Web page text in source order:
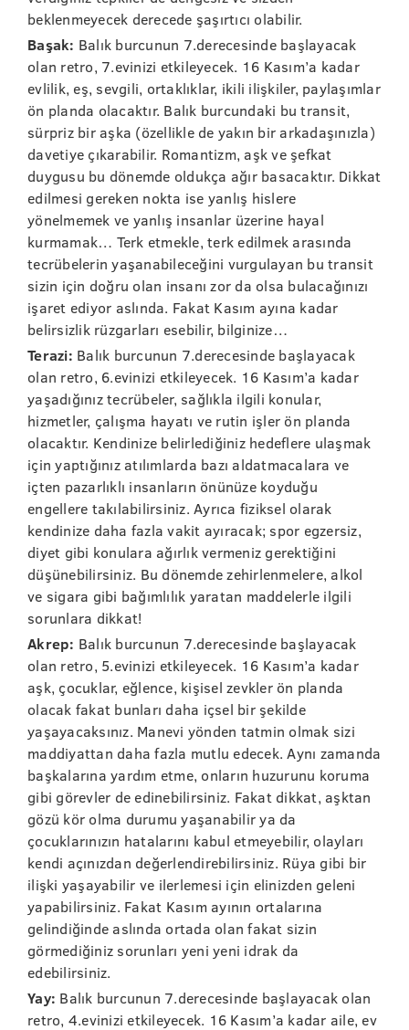
beklenmeyecek derecede şaşırtıcı olabilir.
Başak: Balık burcunun 7.derecesinde başlayacak
olan retro, 7.evinizi etkileyecek. 16 Kasım’a kadar
evlilik, eş, sevgili, ortaklıklar, ikili ilişkiler, paylaşımlar
ön planda olacaktır. Balık burcundaki bu transit,
sürpriz bir aşka (özellikle de yakın bir arkadaşınızla)
davetiye çıkarabilir. Romantizm, aşk ve şefkat
duygusu bu dönemde oldukça ağır basacaktır. Dikkat
edilmesi gereken nokta ise yanlış hislere
yönelmemek ve yanlış insanlar üzerine hayal
kurmamak… Terk etmekle, terk edilmek arasında
tecrübelerin yaşanabileceğini vurgulayan bu transit
sizin için doğru olan insanı zor da olsa bulacağınızı
işaret ediyor aslında. Fakat Kasım ayına kadar
belirsizlik rüzgarları esebilir, bilginize…
Terazi: Balık burcunun 7.derecesinde başlayacak
olan retro, 6.evinizi etkileyecek. 16 Kasım’a kadar
yaşadığınız tecrübeler, sağlıkla ilgili konular,
hizmetler, çalışma hayatı ve rutin işler ön planda
olacaktır. Kendinize belirlediğiniz hedeflere ulaşmak
için yaptığınız atılımlarda bazı aldatmacalara ve
içten pazarlıklı insanların önünüze koyduğu
engellere takılabilirsiniz. Ayrıca fiziksel olarak
kendinize daha fazla vakit ayıracak; spor egzersiz,
diyet gibi konulara ağırlık vermeniz gerektiğini
düşünebilirsiniz. Bu dönemde zehirlenmelere, alkol
ve sigara gibi bağımlılık yaratan maddelerle ilgili
sorunlara dikkat!
Akrep: Balık burcunun 7.derecesinde başlayacak
olan retro, 5.evinizi etkileyecek. 16 Kasım’a kadar
aşk, çocuklar, eğlence, kişisel zevkler ön planda
olacak fakat bunları daha içsel bir şekilde
yaşayacaksınız. Manevi yönden tatmin olmak sizi
maddiyattan daha fazla mutlu edecek. Aynı zamanda
başkalarına yardım etme, onların huzurunu koruma
gibi görevler de edinebilirsiniz. Fakat dikkat, aşktan
gözü kör olma durumu yaşanabilir ya da
çocuklarınızın hatalarını kabul etmeyebilir, olayları
kendi açınızdan değerlendirebilirsiniz. Rüya gibi bir
ilişki yaşayabilir ve ilerlemesi için elinizden geleni
yapabilirsiniz. Fakat Kasım ayının ortalarına
gelindiğinde aslında ortada olan fakat sizin
görmediğiniz sorunları yeni yeni idrak da
edebilirsiniz.
Yay: Balık burcunun 7.derecesinde başlayacak olan
retro, 4.evinizi etkileyecek. 16 Kasım’a kadar aile, ev